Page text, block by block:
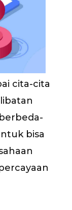
cita-cita
bisa